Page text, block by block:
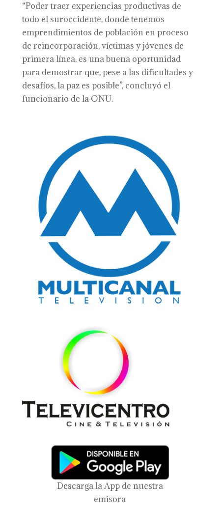
“Poder traer experiencias productivas de
todo el suroccidente, donde tenemos
emprendimientos de población en proceso
de reincorporación, víctimas y jóvenes de
primera línea, es una buena oportunidad
para demostrar que, pese a las dificultades y
desafíos, la paz es posible”, concluyó el
funcionario de la ONU.
Descarga la App de nuestra
emisora